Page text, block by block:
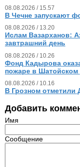
08.08.2026 / 15.57
В Чечне запускают
08.08.2026 / 13.20
Ислам Вазарханов:
завтрашний день
08.08.2026 / 10.26
Фонд Кадырова
пожаре в Шатойском
08.08.2026 / 10.16
В Грозном отметили
Добавить
Имя
Сообщение